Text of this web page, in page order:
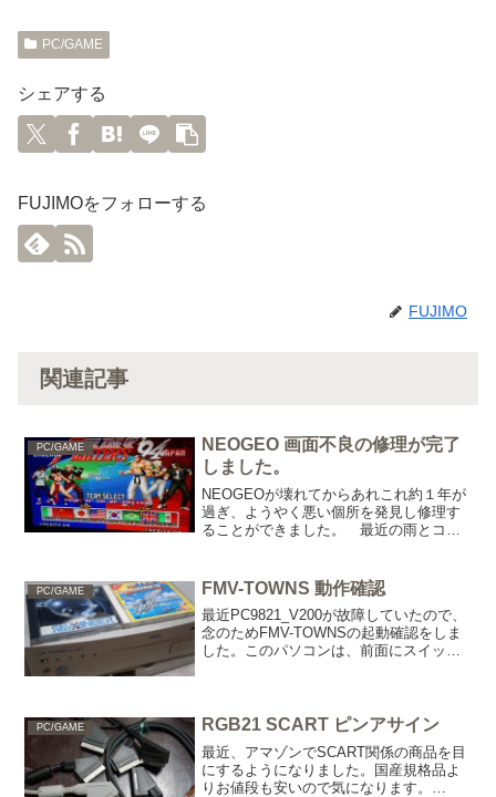
PC/GAME
シェアする
FUJIMOをフォローする
FUJIMO
関連記事
PC/GAME
NEOGEO 画面不良の修理が完了
しました。
NEOGEOが壊れてからあれこれ約１年が
過ぎ、ようやく悪い個所を発見し修理す
ることができました。 最近の雨とコロ
どころ、テスターをあてたり何度も「ジ
ー」と基盤を眺めたり...
PC/GAME FMV-TOWNS 動作確認
最近PC9821_V200が故障していたので、
念のためFMV-TOWNSの起動確認をしま
した。このパソコンは、前面にスイッチ
PC/GAME RGB21 SCART ピンアサイン
最近、アマゾンでSCART関係の商品を目
にするようになりました。国産規格品よ
りお値段も安いので気になります。